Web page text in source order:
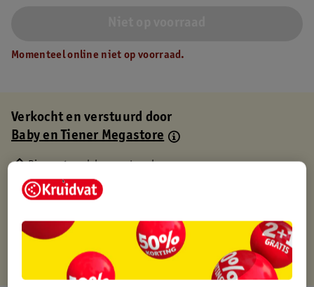
Momenteel online niet op voorraad.
Verkocht en verstuurd door
Baby en Tiener Megastore
Binnen 1 werkdag verstuurd
Gratis thuisbezorgd
Gratis retourneren via verkooppartner.